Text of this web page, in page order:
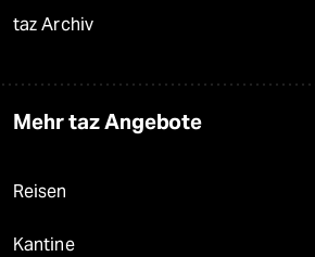
taz Archiv
Mehr taz Angebote
Reisen
Kantine